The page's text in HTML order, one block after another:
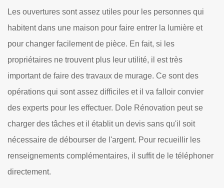
Nous communiquons bien avec les fabricants de nos
matériaux de maçonnerie. Ce qui peut être important pour
l’achat de briques colorées et personnalisées de tailles
avec des formes uniques. Nos relations de longue date
avec nos fournisseurs de matériaux pour la maçonnerie sur
60490 nous permettent d’obtenir les fournitures utiles à prix
réduits dans des délais de livraison courts. Nous sommes
convaincus que nous pouvons vous fournir le matériel
approprié pour respecter votre maison et votre budget.